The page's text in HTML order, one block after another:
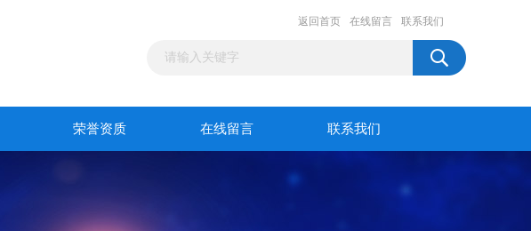
返回首页 在线留言 联系我们
荣誉资质 在线留言 联系我们